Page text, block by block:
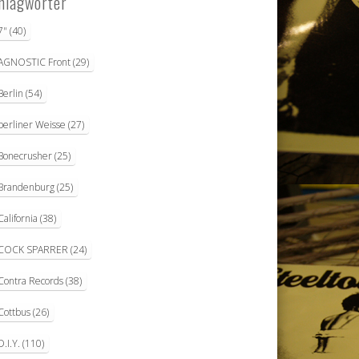
(40)
Front(29)
(54)
Weisse (27)
(25)
(25)
(38)
SPARRER (24)
Records(38)
(26)
(110)